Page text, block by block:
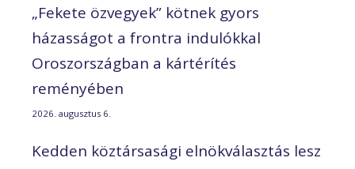
„Fekete özvegyek” kötnek gyors
házasságot a frontra indulókkal
Oroszországban a kártérítés
reményében
2026. augusztus 6.
Kedden köztársasági elnökválasztás lesz